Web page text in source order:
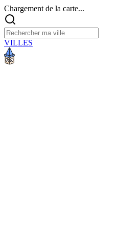
Chargement de la carte...
VILLES